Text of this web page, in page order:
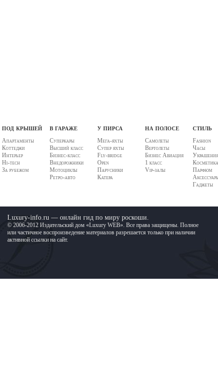
под крышей
Апартаменты
Коттеджи
Интерьер
Hi-tech
За рубежом
в гараже
Суперкары
Высший класс
Бизнес-класс
Внедорожники
Мотоциклы
Ретро-авто
у пирса
Мега-яхты
Супер яхты
Fly-bridge
Open
Парусники
Катера
на полосе
Самолеты
Вертолеты
Бизнес Авиация
1 класс
Vip-залы
стиль
Fashion
Часы
Парфюм
Гаджеты
Luxury-info.ru — онлайн гид по миру роскоши.
© 2006-2012 Издательский дом «Luxury WEB». Все права защищены. Полное
или частичное воспроизведение материалов разрешается только при наличии
активной ссылки на сайт.